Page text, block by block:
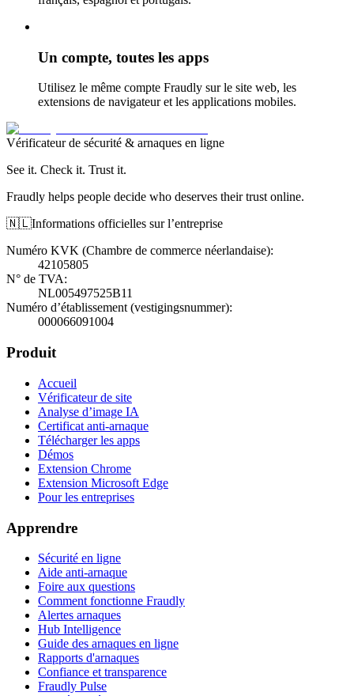
Un compte, toutes les apps
Utilisez le même compte Fraudly sur le site web, les
extensions de navigateur et les applications mobiles.
Vérificateur de sécurité & arnaques en ligne
See it. Check it. Trust it.
Fraudly helps people decide who deserves their trust online.
🇳🇱Informations officielles sur l’entreprise
Numéro KVK (Chambre de commerce néerlandaise):
42105805
N° de TVA:
NL005497525B11
Numéro d’établissement (vestigingsnummer):
000066091004
Produit
Accueil
Vérificateur de site
Analyse d’image IA
Certificat anti-arnaque
Télécharger les apps
Démos
Extension Chrome
Extension Microsoft Edge
Pour les entreprises
Apprendre
Sécurité en ligne
Aide anti-arnaque
Foire aux questions
Comment fonctionne Fraudly
Alertes arnaques
Hub Intelligence
Guide des arnaques en ligne
Rapports d'arnaques
Confiance et transparence
Fraudly Pulse